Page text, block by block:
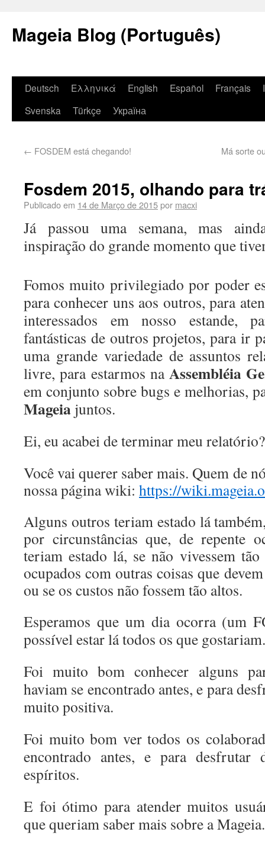
Mageia Blog (Português)
Deutsch Ελληνικά English Español Français
Svenska
Türkçe Україна
← FOSDEM está chegando! Má sorte
Fosdem 2015, olhando para
Publicado em 14 de Março de 2015por macxi
Já passou uma semana, mas
inspiração do grande momento que
Fomos muito privilegiado por poder
para conhecer uns aos outros, para
interessados ​​em nosso estande,
fantásticas de outros projetos, para ir
uma grande variedade de assuntos
livre, para estarmos naAssembléia
em conjunto sobre bugs e melhorias,
Mageia juntos.
Ei, eu acabei de terminar meu relatório?
Você vai querer saber mais. Quem de
nossa página wiki: https://
Alguns outros teriam estado lá
por circunstâncias que, de repente
teriam estado lá, se não vivessem
ocupados com outras coisas que
ou se os custos não fossem tão altos.
Esperamos que um dia ocorra (um
possível estar lá todos os que gostariam.
Foi muito bom conhecer alguns
haviam se encontrado antes, e para
muito positiva.
Foi muito bom ver todos os
encontrado antes, e para desfrutar
espíritos.
E foi ótimo para atender muitos
que queriam saber mais sobre a Mageia.